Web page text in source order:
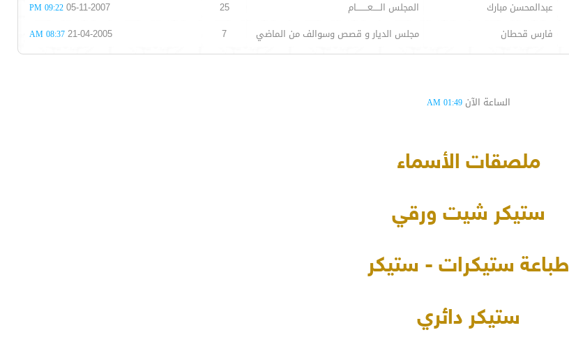
عبدالمحسن مبارك المجلس الـــــعــــــــام 25
05-11-2007
09:22 PM
فارس قحطان مجلس الديار و قصص وسوالف من الماضي 7
21-04-2005
08:37 AM
الساعة الآن 01:49 AM
ملصقات الأسماء
ستيكر شيت ورقي
طباعة ستيكرات - ستيكر
ستيكر دائري